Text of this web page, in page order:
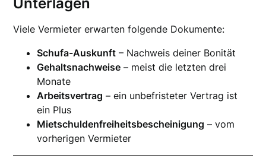
Unterlagen
Viele Vermieter erwarten folgende Dokumente:
Schufa-Auskunft – Nachweis deiner Bonität
Gehaltsnachweise – meist die letzten drei
Monate
Arbeitsvertrag – ein unbefristeter Vertrag ist
ein Plus
Mietschuldenfreiheitsbescheinigung – vom
vorherigen Vermieter